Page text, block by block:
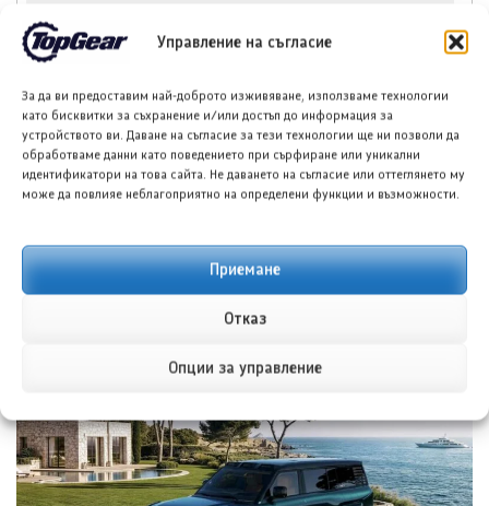
Управление на съгласие
За да ви предоставим най-доброто изживяване, използваме технологии
като бисквитки за съхранение и/или достъп до информация за
устройството ви. Даване на съгласие за тези технологии ще ни позволи да
обработваме данни като поведението при сърфиране или уникални
идентификатори на това сайта. Не даването на съгласие или оттеглянето му
може да повлияе неблагоприятно на определени функции и възможности.
Приемане
Отказ
Опции за управление
Рам Ръмбъл Бий
пристига с над 900
к.с. и заводска
Купра Gen 4 Formula E
дебютира пред
публика в Гудууд
НОВИ ПУБЛИКАЦИИ